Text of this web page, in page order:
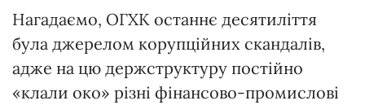
Нагадаємо, ОГХК останнє десятиліття
була джерелом корупційних скандалів,
адже на цю держструктуру постійно
«клали око» різні фінансово-промислові